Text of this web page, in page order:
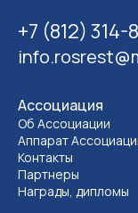
+7 (812) 314-
Ассоциация
Об Ассоциации
Аппарат
Контакты
Партнеры
Награды, дипломы